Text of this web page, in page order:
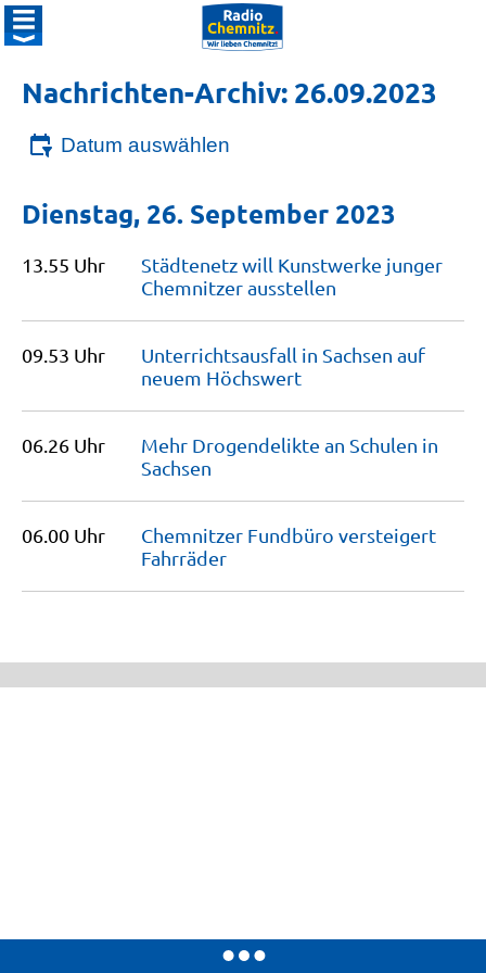
Nachrichten-Archiv: 26.09.2023
Datum auswählen
Dienstag, 26. September 2023
13.55 Uhr
Städtenetz will Kunstwerke junger
Chemnitzerausstellen
09.53 Uhr
Unterrichtsausfall in Sachsen auf
neuem Höchswert
06.26 Uhr
Mehr Drogendelikte an Schulen in
Sachsen
06.00 Uhr
Chemnitzer Fundbüro versteigert
Fahrräder